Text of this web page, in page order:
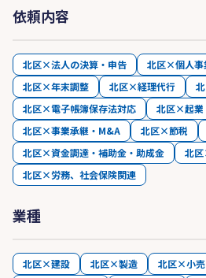
依頼内容
北区×法人の決算・申告
北区×個人事
北区×年末調整
北区×経理代行
北区×電子帳簿保存法対応
北区×起業
北区×事業承継・M&A
北区×節税
北区×資金調達・補助金・助成金
北
北区×労務、社会保険関連
業種
北区×建設 北区×製造 北区×小売